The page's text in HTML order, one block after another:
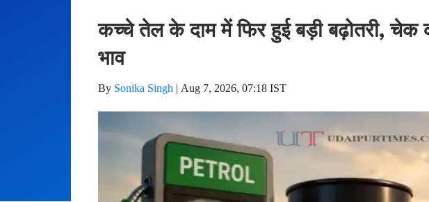
कच्चे तेल के दाम में फिर हुई बड़ी बढ़ोतरी, चेक
भाव
By Sonika Singh | Aug 7, 2026, 07:18 IST